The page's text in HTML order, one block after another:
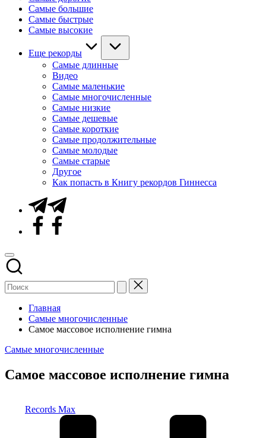
Самые большие
Самые быстрые
Самые высокие
Еще рекорды
Самые длинные
Видео
Самые маленькие
Самые многочисленные
Самые низкие
Самые дешевые
Самые короткие
Самые продолжительные
Самые молодые
Самые старые
Другое
Как попасть в Книгу рекордов Гиннесса
Telegram
Facebook
Главная
Самые многочисленные
Самое массовое исполнение гимна
Опубликовано
Самые многочисленные
Самое массовое исполнение гимна
Records Max